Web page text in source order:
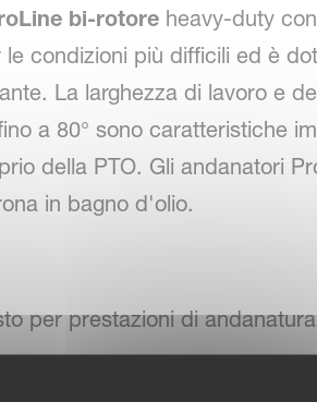
bi-rotoreheavy-duty
condizioni più difficili ed è
La larghezza di lavoro e
a 80° sono caratteristiche
della PTO. Gli andanatori
in bagno d'olio.
per prestazioni di
del profilo del terreno